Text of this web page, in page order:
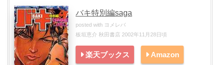
バキ特別編saga
posted with ヨメレバ
板垣恵介 秋田書店 2002年11月28日頃
楽天ブックス Amazon